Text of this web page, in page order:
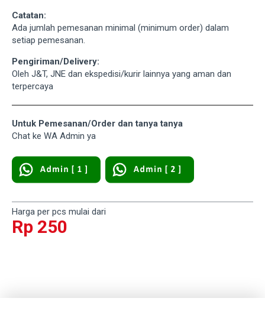
Catatan:
Ada jumlah pemesanan minimal (minimum order) dalam
setiap pemesanan.
Pengiriman/Delivery:
Oleh J&T, JNE dan ekspedisi/kurir lainnya yang aman dan
terpercaya
Untuk Pemesanan/Order dan tanya tanya
Chat ke WA Admin ya
Harga per pcs mulai dari
Rp 250